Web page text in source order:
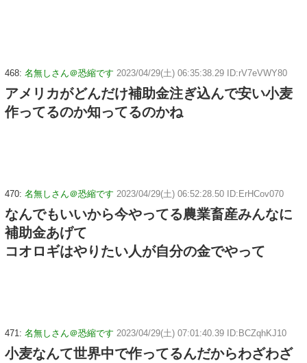
468: 名無しさん＠恐縮です 2023/04/29(土) 06:35:38.29 ID:rV7eVWY80
アメリカがどんだけ補助金注ぎ込んで安い小麦
作ってるのか知ってるのかね
470: 名無しさん＠恐縮です 2023/04/29(土) 06:52:28.50 ID:ErHCov070
なんでもいいから今やってる農業畜産みんなに
補助金あげて
コオロギはやりたい人が自分の金でやって
471: 名無しさん＠恐縮です 2023/04/29(土) 07:01:40.39 ID:BCZqhKJ10
小麦なんて世界中で作ってるんだからわざわざ